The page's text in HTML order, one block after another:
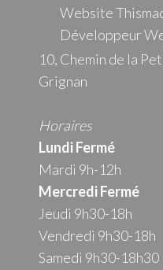
Website
Développeur
10, Chemin de la
Grignan
Horaires
Lundi Fermé
Mardi 9h-12h
MercrediFermé
Jeudi 9h30-18h
Vendredi 9h30-18h
Samedi 9h30-18h30